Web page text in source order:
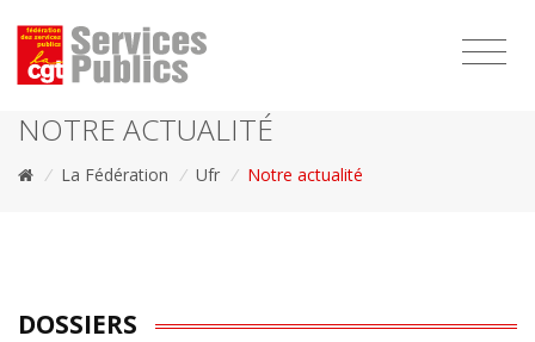
NOTRE ACTUALITÉ
/ La Fédération / Ufr / Notre actualité
DOSSIERS